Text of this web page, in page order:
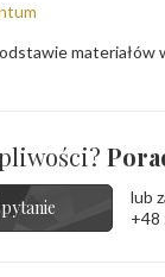
materiałów
lub
+48